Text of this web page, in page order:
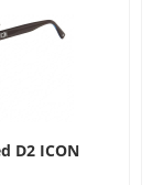
D2 ICON